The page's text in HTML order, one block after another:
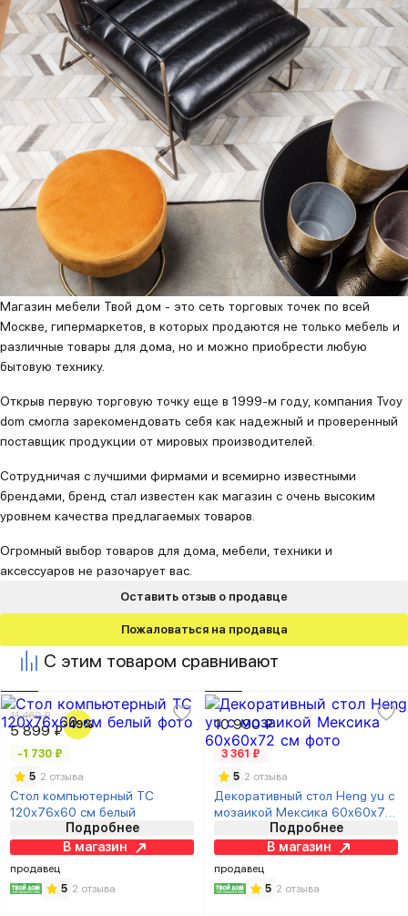
Оставить отзыв о продавце
Пожаловаться на продавца
Магазин мебели Твой дом - это сеть торговых точек по всей
Москве, гипермаркетов, в которых продаются не только мебель и
различные товары для дома, но и можно приобрести любую
бытовую технику.
Открыв первую торговую точку еще в 1999-м году, компания Tvoy
dom смогла зарекомендовать себя как надежный и проверенный
поставщик продукции от мировых производителей.
Сотрудничая с лучшими фирмами и всемирно известными
брендами, бренд стал известен как магазин с очень высоким
уровнем качества предлагаемых товаров.
Огромный выбор товаров для дома, мебели, техники и
аксессуаров не разочарует вас.
С этим товаром сравнивают
11 469 ₽
5 899 ₽-49%
-1 730 ₽
5 2 отзыва
Стол компьютерный ТC
120х76х60 см белый
Подробнее
В магазин
продавец
5 2 отзыва
10 990 ₽
3 361 ₽
5 2 отзыва
Декоративный стол Heng yu с
мозаикой Мексика 60х60х72
Подробнее
В магазин
продавец
5 2 отзыва